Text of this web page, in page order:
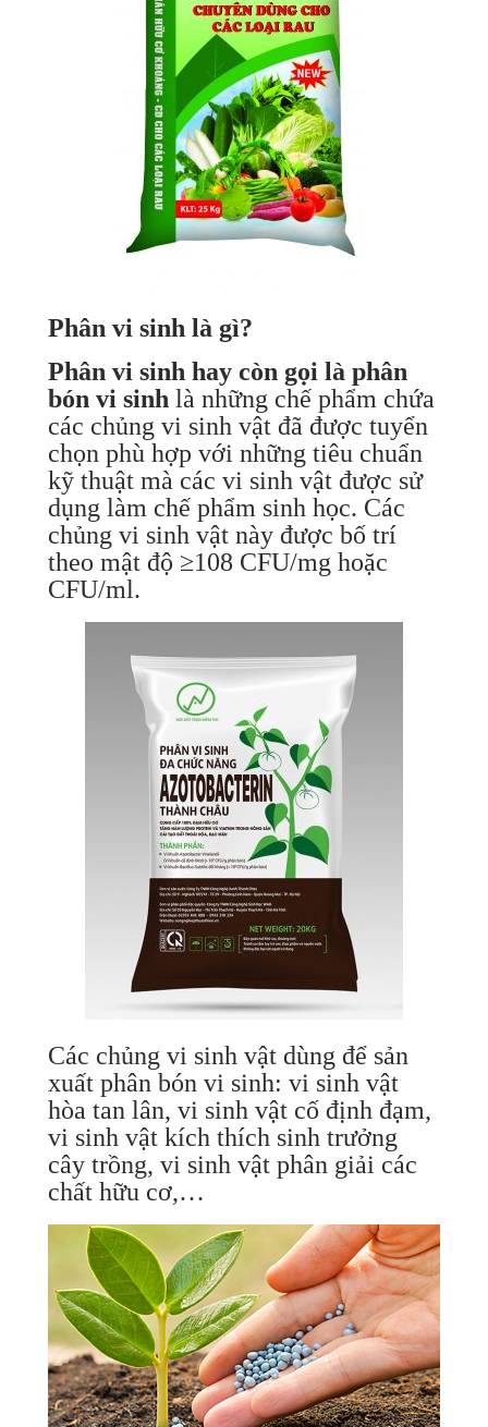
Phân vi sinh là gì?
Phân vi sinh hay còn gọi là phân
bón vi sinh là những chế phẩm chứa
các chủng vi sinh vật đã được tuyển
chọn phù hợp với những tiêu chuẩn
kỹ thuật mà các vi sinh vật được sử
dụng làm chế phẩm sinh học. Các
chủng vi sinh vật này được bố trí
theo mật độ ≥108 CFU/mg hoặc
CFU/ml.
Các chủng vi sinh vật dùng để sản
xuất phân bón vi sinh: vi sinh vật
hòa tan lân, vi sinh vật cố định đạm,
vi sinh vật kích thích sinh trưởng
cây trồng, vi sinh vật phân giải các
chất hữu cơ,…